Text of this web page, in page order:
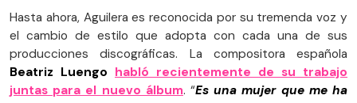
Hasta ahora, Aguilera es reconocida por su tremenda voz y
el cambio de estilo que adopta con cada una de sus
producciones discográficas. La compositora española
Beatriz Luengo habló recientemente de su trabajo
juntas para el nuevo álbum. “Es una mujer que me ha